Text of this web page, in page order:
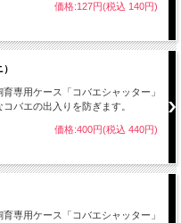
価格:127円(税込 140円)
専用ケース「コバエシャッター」
バエの出入りを防ぎます。
価格:400円(税込 440円)
専用ケース「コバエシャッター」